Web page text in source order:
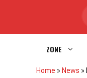
ZONE
Home » News »